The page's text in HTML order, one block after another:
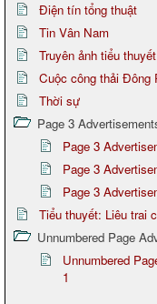
Điện tín tổng thuật
Tin Vân Nam
Truyên ảnh tiểu thuyết
Cuộc công thải Đông
Thời sự
Page 3
Page 3
Page 3
Page 3
Tiểu thuyết: Liêu trai
Unnumbered Page
Unnumbered
1